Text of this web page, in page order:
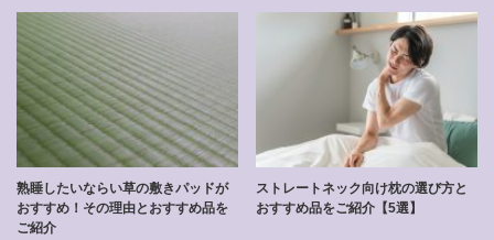
熟睡したいならい草の敷きパッドが
おすすめ！その理由とおすすめ品を
ご紹介
ストレートネック向け枕の選び方と
おすすめ品をご紹介【5選】